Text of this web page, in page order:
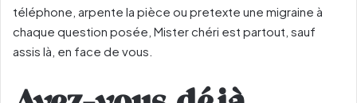
téléphone, arpente la pièce ou pretexte une migraine à
chaque question posée, Mister chéri est partout, sauf
assis là, en face de vous.